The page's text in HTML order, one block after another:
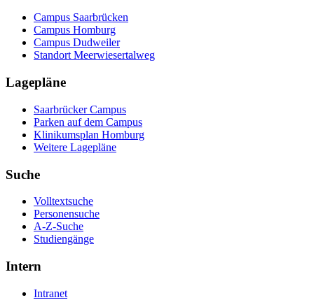
Campus Saarbrücken
Campus Homburg
Campus Dudweiler
Standort Meerwiesertalweg
Lagepläne
Saarbrücker Campus
Parken auf dem Campus
Klinikumsplan Homburg
Weitere Lagepläne
Suche
Volltextsuche
Personensuche
A-Z-Suche
Studiengänge
Intern
Intranet